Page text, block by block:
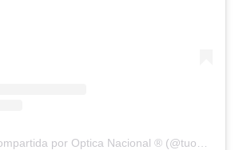
por Optica Nacional ® (@tuopticanacional)